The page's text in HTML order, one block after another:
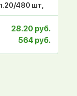
480 шт,
28.20 руб.
564 руб.